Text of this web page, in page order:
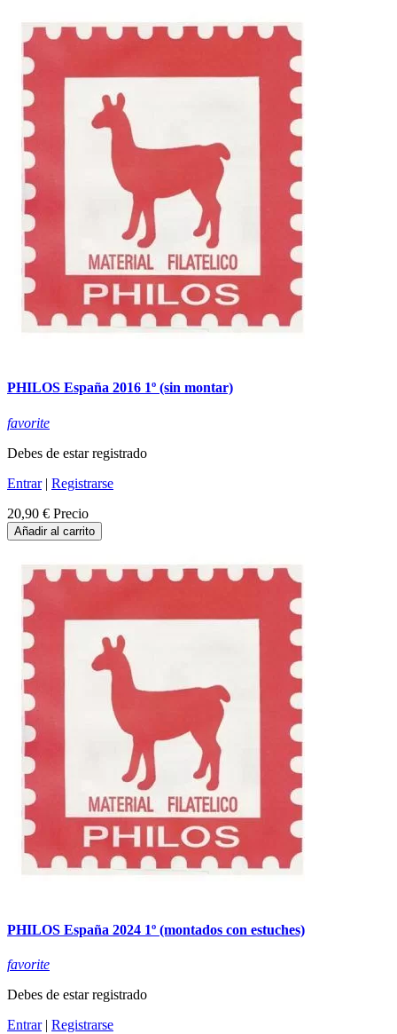
PHILOS España 2016 1º (sin montar)
favorite
Debes de estar registrado
Entrar| Registrarse
20,90 € Precio
Añadir al carrito
PHILOS España 2024 1º (montados con estuches)
favorite
Debes de estar registrado
Entrar| Registrarse